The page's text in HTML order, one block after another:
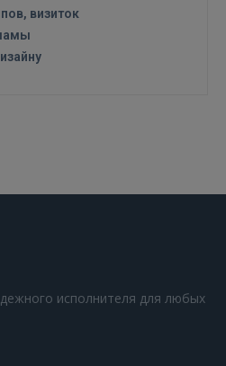
визиток
исполнителя для любых